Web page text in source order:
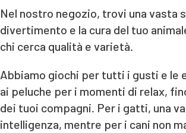
Nel nostro negozio, trovi una vasta
divertimento e la cura del tuo
chi cerca qualità e varietà.
Abbiamo giochi per tutti i gusti e le
ai peluche per i momenti di relax,
dei tuoi compagni. Per i gatti, una
intelligenza, mentre per i cani non